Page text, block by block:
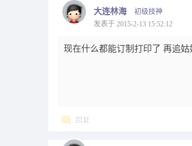
大连林海
初级技神
发表于 2015-2-13 15:52:12
现在什么都能订制打印了 再追姑
回复